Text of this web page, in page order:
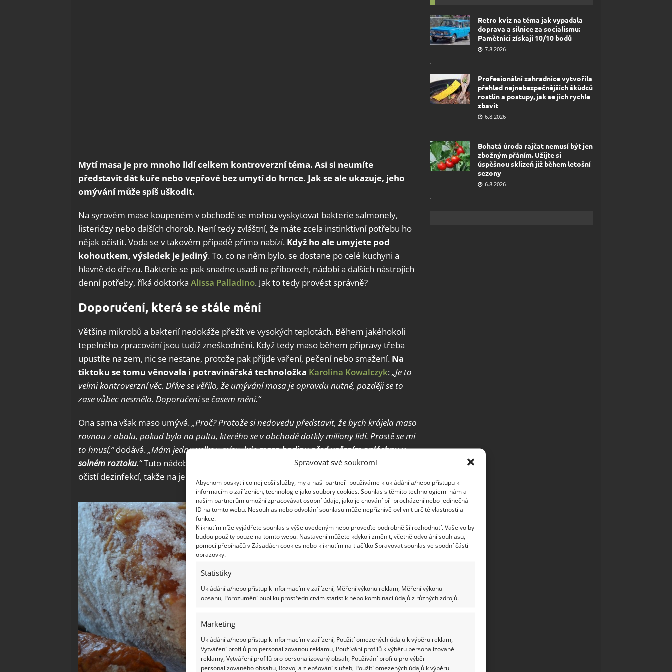
Spravovat své soukromí
Abychom poskytli co nejlepší služby, my a naši partneři používáme k ukládání a/nebo přístupu k
informacím o zařízeních, technologie jako soubory cookies. Souhlas s těmito technologiemi nám a
našim partnerům umožní zpracovávat osobní údaje, jako je chování při procházení nebo jedinečná
ID na tomto webu. Nesouhlas nebo odvolání souhlasu může nepříznivě ovlivnit určité vlastnosti a
funkce.
Kliknutím níže vyjádřete souhlas s výše uvedeným nebo proveďte podrobnější rozhodnutí. Vaše volby
budou použity pouze na tomto webu. Nastavení můžete kdykoli změnit, včetně odvolání souhlasu,
pomocí přepínačů v Zásadách cookies nebo kliknutím na tlačítko Spravovat souhlas ve spodní části
obrazovky.
Statistiky
Ukládání a/nebo přístup k informacím v zařízení, Měření výkonu reklam, Měření výkonu
obsahu, Porozumění publiku prostřednictvím statistik nebo kombinací údajů z různých zdrojů.
Marketing
Ukládání a/nebo přístup k informacím v zařízení, Použití omezených údajů k výběru reklam,
Vytváření profilů pro personalizovanou reklamu, Používání profilů k výběru personalizované
reklamy, Vytváření profilů pro personalizovaný obsah, Používání profilů pro výběr
personalizovaného obsahu, Rozvoj a zlepšování služeb, Použití omezených údajů k výběru
Mytí masa je pro mnoho lidí celkem kontroverzní téma. Asi si neumíte
představit dát kuře nebo vepřové bez umytí do hrnce. Jak se ale ukazuje, jeho
omývání může spíš uškodit.
Na syrovém mase koupeném v obchodě se mohou vyskytovat bakterie salmonely,
listeriózy nebo dalších chorob. Není tedy zvláštní, že máte zcela instinktivní potřebu ho
nějak očistit. Voda se v takovém případě přímo nabízí. Když ho ale umyjete pod
kohoutkem, výsledek je jediný. To, co na něm bylo, se dostane po celé kuchyni a
hlavně do dřezu. Bakterie se pak snadno usadí na příborech, nádobí a dalších nástrojích
denní potřeby, říká doktorka Alissa Palladino. Jak to tedy provést správně?
Doporučení, která se stále mění
Většina mikrobů a bakterií nedokáže přežít ve vysokých teplotách. Během jakéhokoli
tepelného zpracování jsou tudíž zneškodněni. Když tedy maso během přípravy třeba
upustíte na zem, nic se nestane, protože pak přijde vaření, pečení nebo smažení. Na
tiktoku se tomu věnovala i potravinářská technoložka Karolina Kowalczyk:„Je to
velmi kontroverzní věc. Dříve se věřilo, že umývání masa je opravdu nutné, později se to
zase vůbec nesmělo. Doporučení se časem mění.“
Ona sama však maso umývá.„Proč? Protože si nedovedu představit, že bych krájela maso
rovnou z obalu, pokud bylo na pultu, kterého se v obchodě dotkly miliony lidí. Prostě se mi
to hnusí,“dodává.„Mám jednu velkou mísu, kdemaso hodinu před vařením opláchnu v
solném roztoku.“Tuto nádobu ovšem používá jen na mytí masa. Když ji vylije, dřez vždy
očistí dezinfekcí, takže na jeho povrchu nezůstanou žádné bakterie.
Retro kvíz na téma jak vypadala
doprava a silnice za socialismu:
Pamětníci získají 10/10 bodů
7.8.2026
Profesionální zahradnice vytvořila
přehled nejnebezpečnějších škůdců
rostlin a postupy, jak se jich rychle
zbavit
6.8.2026
Bohatá úroda rajčat nemusí být jen
zbožným přáním. Užijte si
úspěšnou sklizeň již během letošní
sezony
6.8.2026